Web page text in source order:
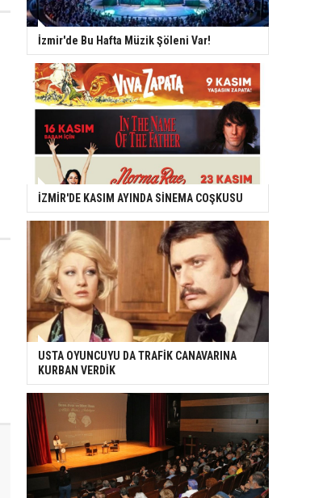
İzmir'de Bu Hafta Müzik Şöleni Var!
İZMİR'DE KASIM AYINDA SİNEMA COŞKUSU
USTA OYUNCUYU DA TRAFİK CANAVARINA
KURBAN VERDİK